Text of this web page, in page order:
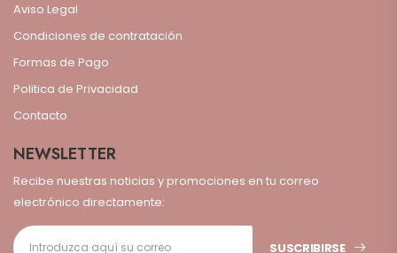
Aviso Legal
Condiciones de contratación
Formas de Pago
Politica de Privacidad
Contacto
NEWSLETTER
Recibe nuestras noticias y promociones en tu correo
electrónico directamente:
SUSCRIBIRSE